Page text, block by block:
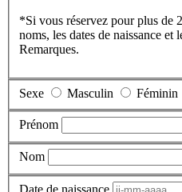
*Si vous réservez pour plus de
noms, les dates de naissance et
Remarques.
Sexe Masculin Féminin
Prénom
Nom
Date de naissance